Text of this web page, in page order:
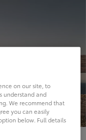
on our site, to
understand and
We recommend that
you can easily
below. Full details